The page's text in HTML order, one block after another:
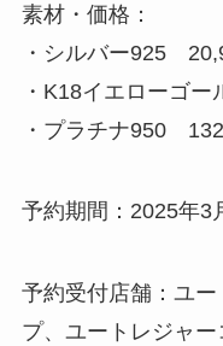
素材・価格：
・シルバー925
・K18イエローゴ
・プラチナ950
予約期間：2025年3
予約受付店舗：ユ
プ、ユートレジャ